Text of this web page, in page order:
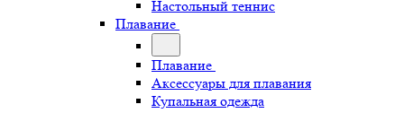
Настольный теннис
Плавание
Плавание
Аксессуары для плавания
Купальная одежда